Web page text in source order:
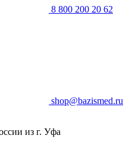
8 800 200 20 62
shop@bazismed.ru
из г. Уфа